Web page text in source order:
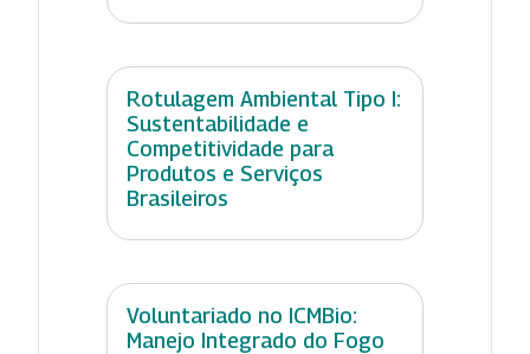
Rotulagem Ambiental Tipo I:
Sustentabilidade e
Competitividade para
Produtos e Serviços
Brasileiros
Voluntariado no ICMBio:
Manejo Integrado do Fogo